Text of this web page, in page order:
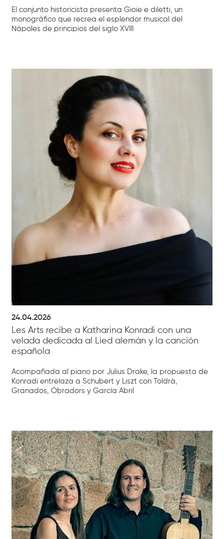
El conjunto historicista presenta Gioie e diletti, un
monográfico que recrea el esplendor musical del
Nápoles de principios del siglo XVIII
24.04.2026
Les Arts recibe a Katharina Konradi con una
velada dedicada al Lied alemán y la canción
española
Acompañada al piano por Julius Drake, la propuesta de
Konradi entrelaza a Schubert y Liszt con Toldrà,
Granados, Obradors y García Abril